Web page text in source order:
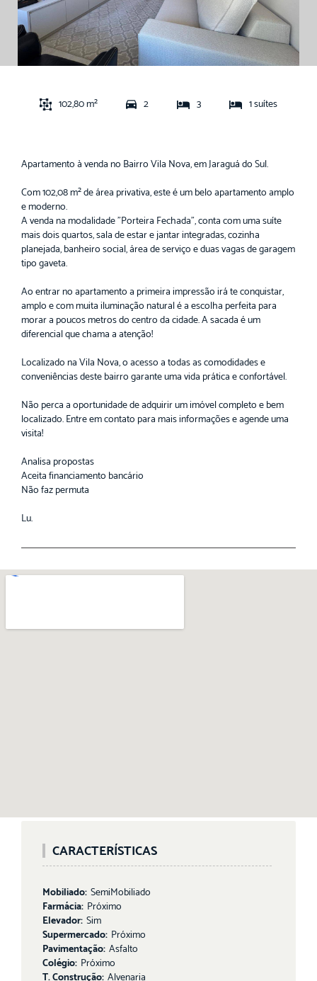
102,80 m² 2 3 1 suítes
Apartamento à venda no Bairro Vila Nova, em Jaraguá do Sul.
Com 102,08 m² de área privativa, este é um belo apartamento amplo
e moderno.
A venda na modalidade "Porteira Fechada", conta com uma suíte
mais dois quartos, sala de estar e jantar integradas, cozinha
planejada, banheiro social, área de serviço e duas vagas de garagem
tipo gaveta.
Ao entrar no apartamento a primeira impressão irá te conquistar,
amplo e com muita iluminação natural é a escolha perfeita para
morar a poucos metros do centro da cidade. A sacada é um
diferencial que chama a atenção!
Localizado na Vila Nova, o acesso a todas as comodidades e
conveniências deste bairro garante uma vida prática e confortável.
Não perca a oportunidade de adquirir um imóvel completo e bem
localizado. Entre em contato para mais informações e agende uma
visita!
Analisa propostas
Aceita financiamento bancário
Não faz permuta
Lu.
CARACTERÍSTICAS
Mobiliado: SemiMobiliado
Farmácia: Próximo
Elevador: Sim
Supermercado: Próximo
Pavimentação: Asfalto
Colégio: Próximo
T. Construção: Alvenaria